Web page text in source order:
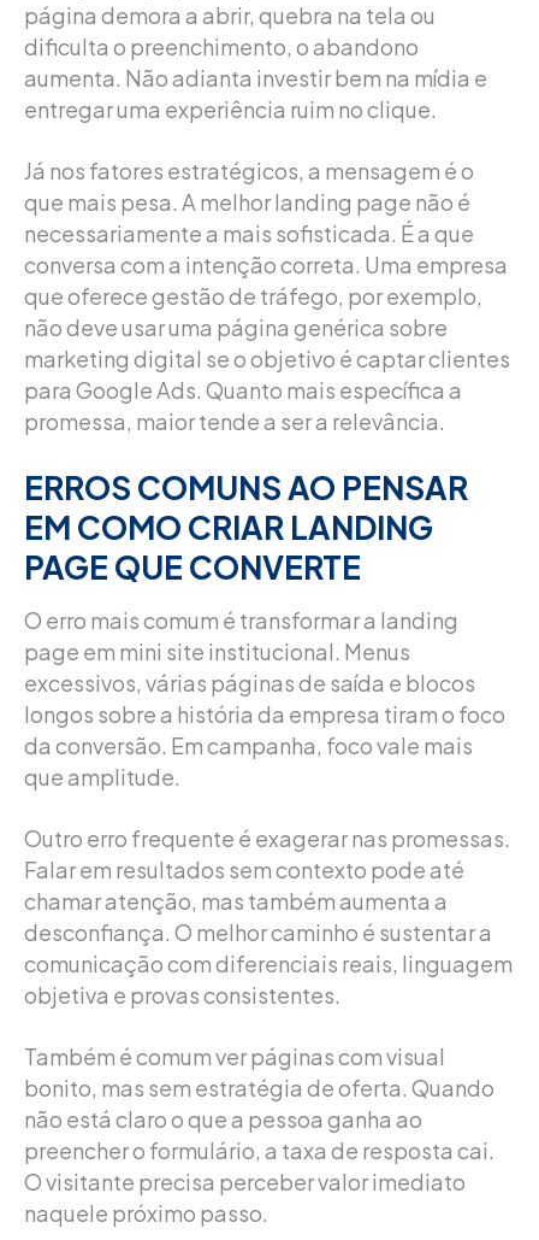
página demora a abrir, quebra na tela ou
dificulta o preenchimento, o abandono
aumenta. Não adianta investir bem na mídia e
entregar uma experiência ruim no clique.
Já nos fatores estratégicos, a mensagem é o
que mais pesa. A melhor landing page não é
necessariamente a mais sofisticada. É a que
conversa com a intenção correta. Uma empresa
que oferece gestão de tráfego, por exemplo,
não deve usar uma página genérica sobre
marketing digital se o objetivo é captar clientes
para Google Ads. Quanto mais específica a
promessa, maior tende a ser a relevância.
ERROS COMUNS AO PENSAR
EM COMO CRIAR LANDING
PAGE QUE CONVERTE
O erro mais comum é transformar a landing
page em mini site institucional. Menus
excessivos, várias páginas de saída e blocos
longos sobre a história da empresa tiram o foco
da conversão. Em campanha, foco vale mais
que amplitude.
Outro erro frequente é exagerar nas promessas.
Falar em resultados sem contexto pode até
chamar atenção, mas também aumenta a
desconfiança. O melhor caminho é sustentar a
comunicação com diferenciais reais, linguagem
objetiva e provas consistentes.
Também é comum ver páginas com visual
bonito, mas sem estratégia de oferta. Quando
não está claro o que a pessoa ganha ao
preencher o formulário, a taxa de resposta cai.
O visitante precisa perceber valor imediato
naquele próximo passo.